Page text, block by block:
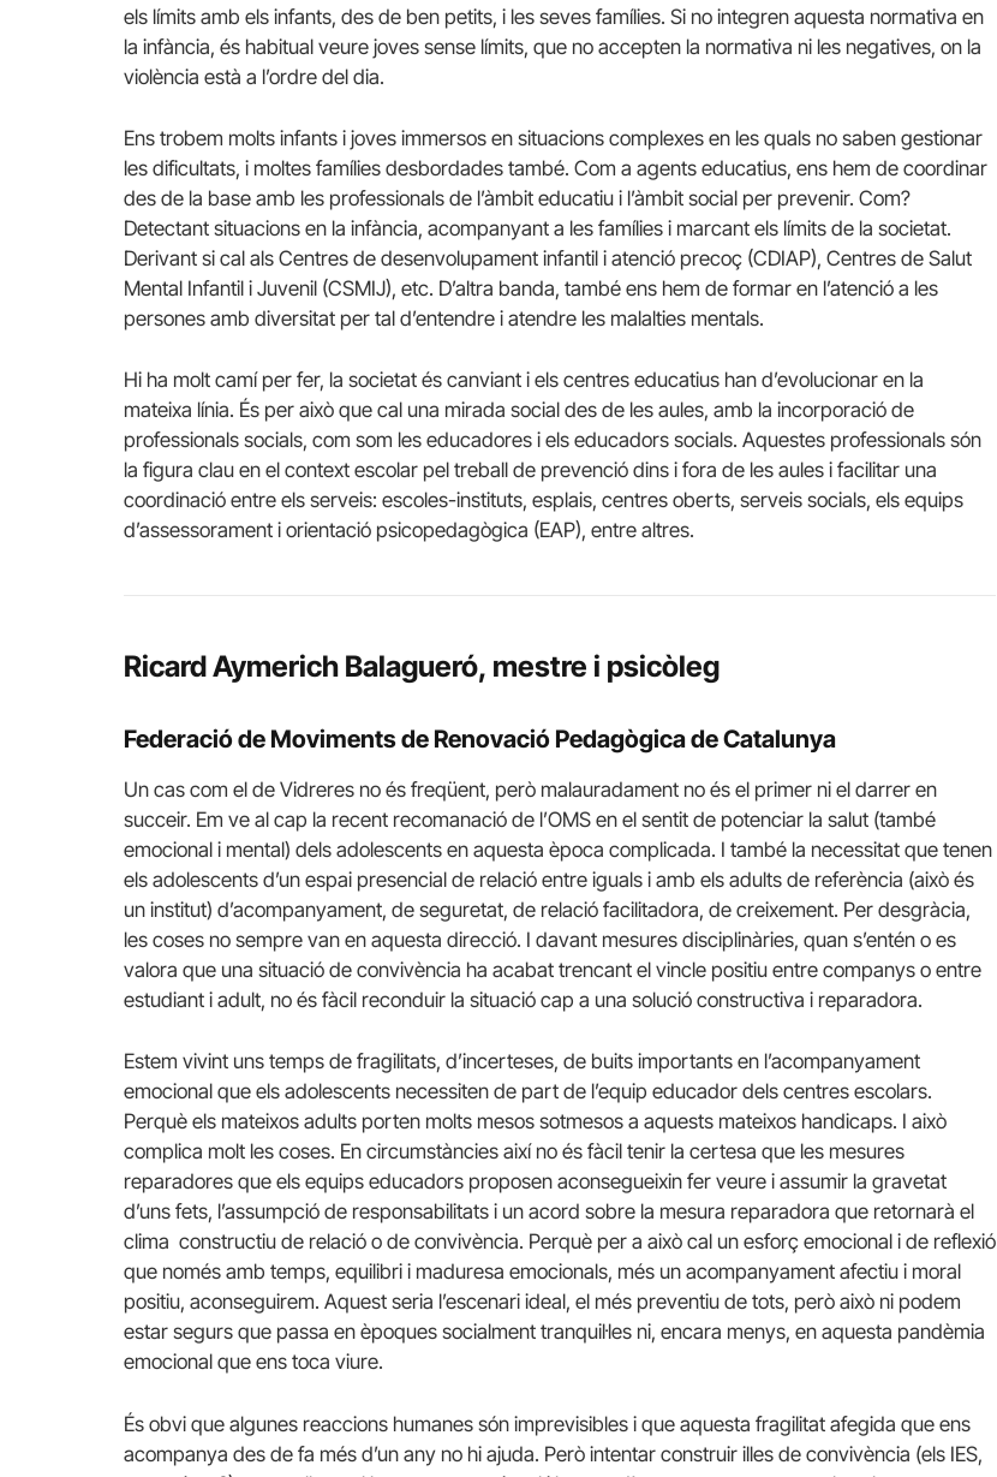
els límits amb els infants, des de ben petits, i les seves famílies. Si no integren aquesta normativa en
la infància, és habitual veure joves sense límits, que no accepten la normativa ni les negatives, on la
violència està a l’ordre del dia.
Ens trobem molts infants i joves immersos en situacions complexes en les quals no saben gestionar
les dificultats, i moltes famílies desbordades també. Com a agents educatius, ens hem de coordinar
des de la base amb les professionals de l’àmbit educatiu i l’àmbit social per prevenir. Com?
Detectant situacions en la infància, acompanyant a les famílies i marcant els límits de la societat.
Derivant si cal als Centres de desenvolupament infantil i atenció precoç (CDIAP), Centres de Salut
Mental Infantil i Juvenil (CSMIJ), etc. D’altra banda, també ens hem de formar en l’atenció a les
persones amb diversitat per tal d’entendre i atendre les malalties mentals.
Hi ha molt camí per fer, la societat és canviant i els centres educatius han d’evolucionar en la
mateixa línia. És per això que cal una mirada social des de les aules, amb la incorporació de
professionals socials, com som les educadores i els educadors socials. Aquestes professionals són
la figura clau en el context escolar pel treball de prevenció dins i fora de les aules i facilitar una
coordinació entre els serveis: escoles-instituts, esplais, centres oberts, serveis socials, els equips
d’assessorament i orientació psicopedagògica (EAP), entre altres.
Ricard Aymerich Balagueró, mestre i psicòleg
Federació de Moviments de Renovació Pedagògica de Catalunya
Un cas com el de Vidreres no és freqüent, però malauradament no és el primer ni el darrer en
succeir. Em ve al cap la recent recomanació de l’OMS en el sentit de potenciar la salut (també
emocional i mental) dels adolescents en aquesta època complicada. I també la necessitat que tenen
els adolescents d’un espai presencial de relació entre iguals i amb els adults de referència (això és
un institut) d’acompanyament, de seguretat, de relació facilitadora, de creixement. Per desgràcia,
les coses no sempre van en aquesta direcció. I davant mesures disciplinàries, quan s’entén o es
valora que una situació de convivència ha acabat trencant el vincle positiu entre companys o entre
estudiant i adult, no és fàcil reconduir la situació cap a una solució constructiva i reparadora.
Estem vivint uns temps de fragilitats, d’incerteses, de buits importants en l’acompanyament
emocional que els adolescents necessiten de part de l’equip educador dels centres escolars.
Perquè els mateixos adults porten molts mesos sotmesos a aquests mateixos handicaps. I això
complica molt les coses. En circumstàncies així no és fàcil tenir la certesa que les mesures
reparadores que els equips educadors proposen aconsegueixin fer veure i assumir la gravetat
d’uns fets, l’assumpció de responsabilitats i un acord sobre la mesura reparadora que retornarà el
clima constructiu de relació o de convivència. Perquè per a això cal un esforç emocional i de reflexió
que només amb temps, equilibri i maduresa emocionals, més un acompanyament afectiu i moral
positiu, aconseguirem. Aquest seria l’escenari ideal, el més preventiu de tots, però això ni podem
estar segurs que passa en èpoques socialment tranquil·les ni, encara menys, en aquesta pandèmia
emocional que ens toca viure.
És obvi que algunes reaccions humanes són imprevisibles i que aquesta fragilitat afegida que ens
acompanya des de fa més d’un any no hi ajuda. Però intentar construir illes de convivència (els IES,